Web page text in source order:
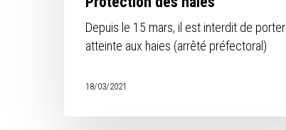
Depuis le 15 mars, il est interdit de porter
atteinte aux haies (arrêté préfectoral)
18/03/2021